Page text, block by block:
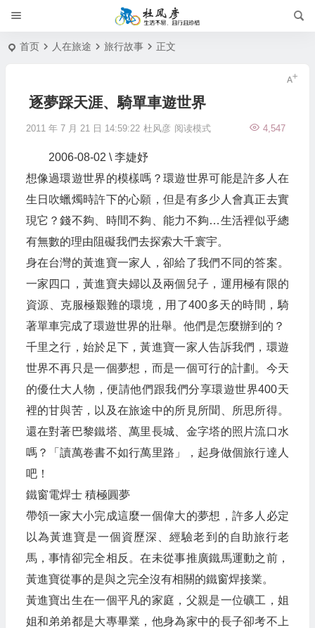
首页 人在旅途 旅行故事 正文
逐夢踩天涯、騎單車遊世界
2011 年 7 月 21 日 14:59:22 杜风彦 4,547
阅读模式
2006-08-02 \ 李婕妤
想像過環遊世界的模樣嗎？環遊世界可能是許多人在
生日吹蠟燭時許下的心願，但是有多少人會真正去實
現它？錢不夠、時間不夠、能力不夠…生活裡似乎總
有無數的理由阻礙我們去探索大千寰宇。
身在台灣的黃進寶一家人，卻給了我們不同的答案。
一家四口，黃進寶夫婦以及兩個兒子，運用極有限的
資源、克服極艱難的環境，用了400多天的時間，騎
著單車完成了環遊世界的壯舉。他們是怎麼辦到的？
千里之行，始於足下，黃進寶一家人告訴我們，環遊
世界不再只是一個夢想，而是一個可行的計劃。今天
的優仕大人物，便請他們跟我們分享環遊世界400天
裡的甘與苦，以及在旅途中的所見所聞、所思所得。
還在對著巴黎鐵塔、萬里長城、金字塔的照片流口水
嗎？「讀萬卷書不如行萬里路」，起身做個旅行達人
吧！
鐵窗電焊士 積極圓夢
帶領一家大小完成這麼一個偉大的夢想，許多人必定
以為黃進寶是一個資歷深、經驗老到的自助旅行老
馬，事情卻完全相反。在未從事推廣鐵馬運動之前，
黃進寶從事的是與之完全沒有相關的鐵窗焊接業。
黃進寶出生在一個平凡的家庭，父親是一位礦工，姐
姐和弟弟都是大專畢業，他身為家中的長子卻考不上